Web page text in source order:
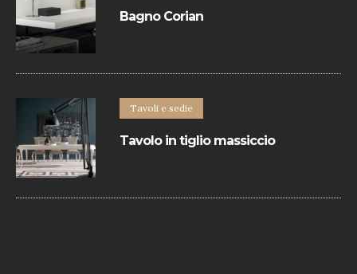
Bagno Corian
di elegante arredo, integrandosi in ogni
Tavoli e sedie
Tavolo in tiglio massiccio
diversi colori e finiture del legno